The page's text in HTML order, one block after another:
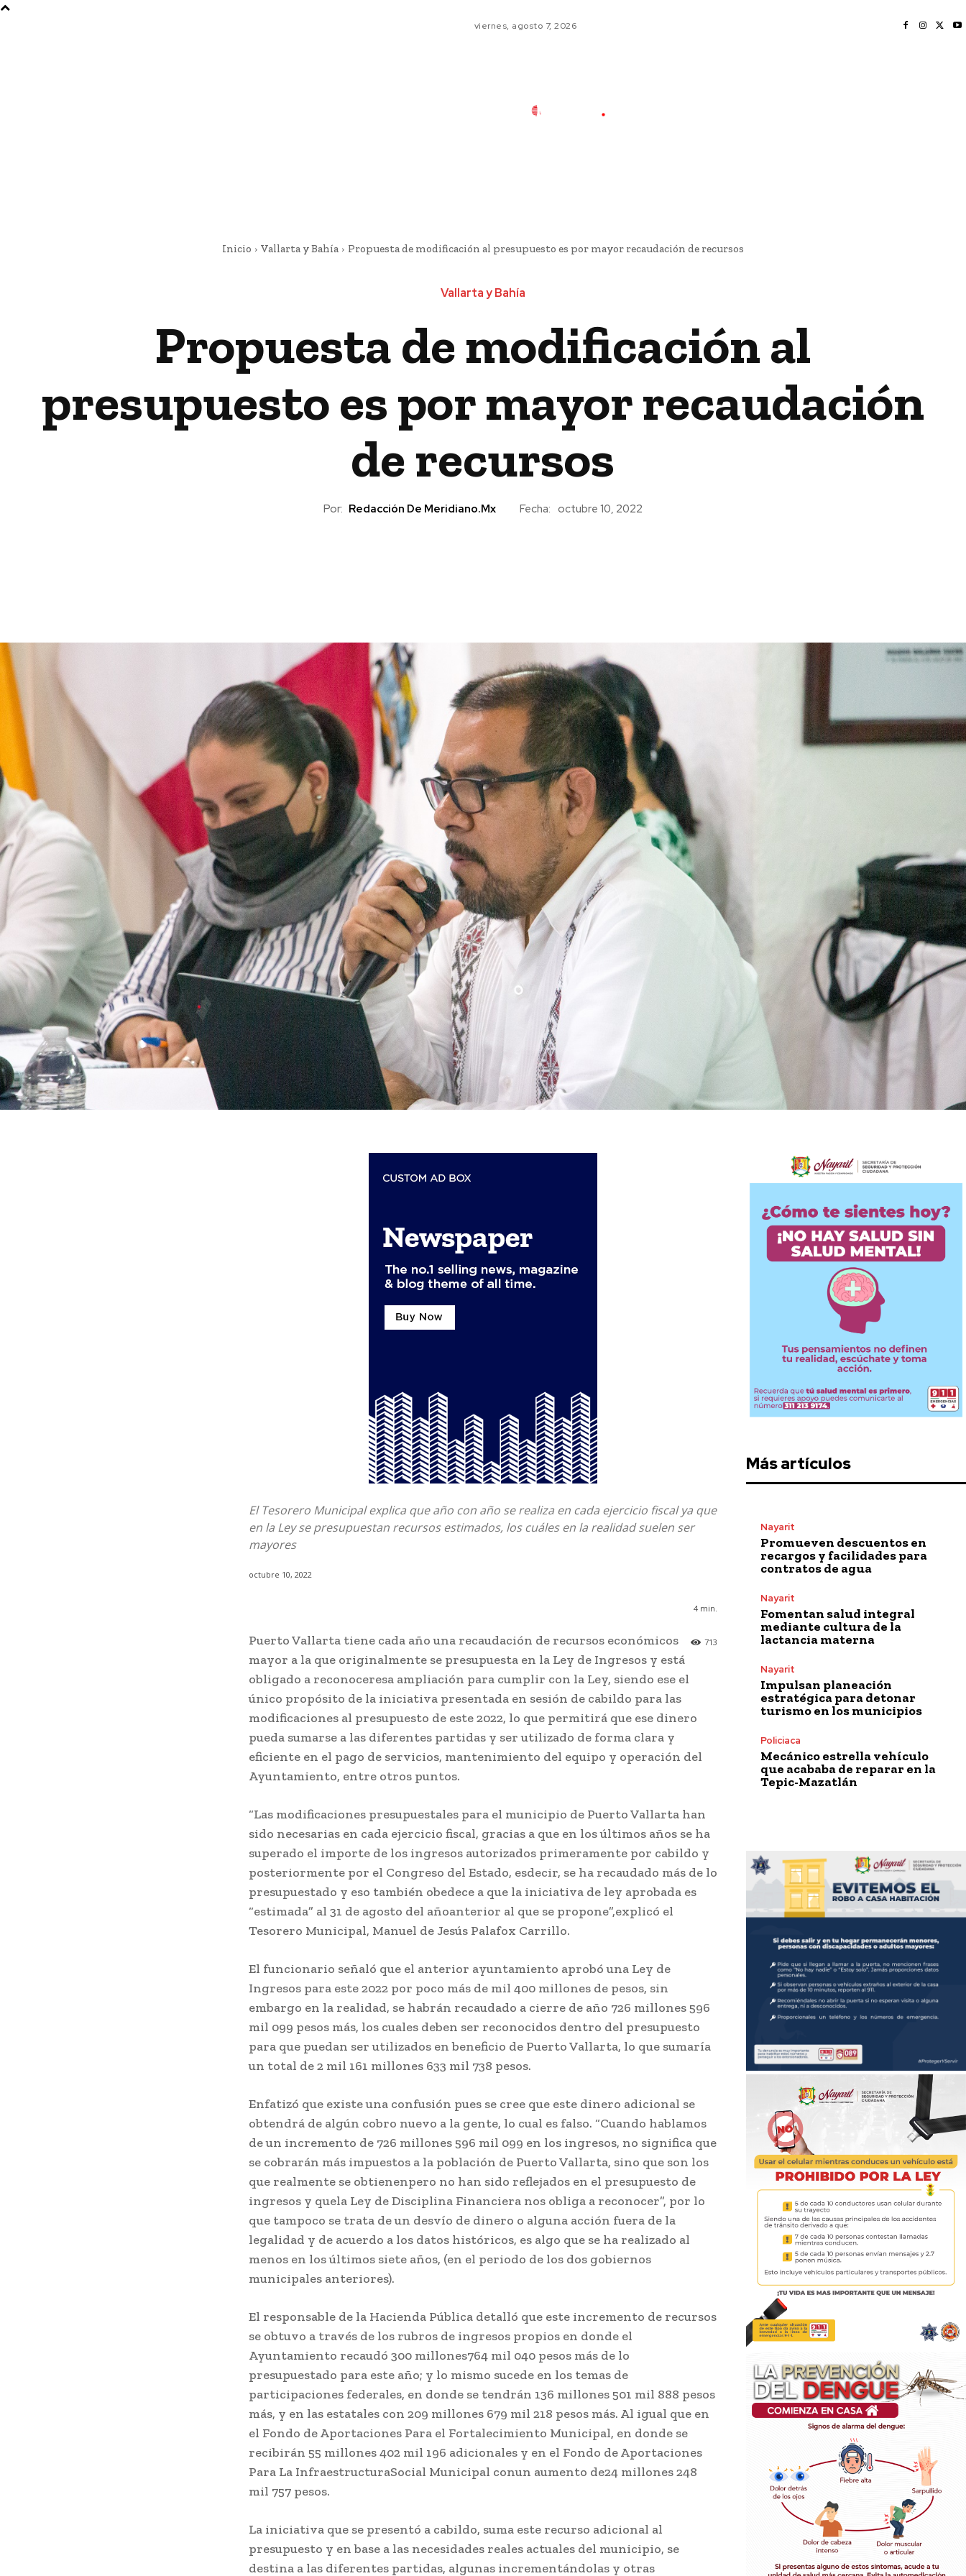
viernes, agosto 7, 2026
Inicio Vallarta y Bahía Propuesta de modificación al presupuesto es por mayor recaudación de recursos
Vallarta y Bahía
Propuesta de modificación al
presupuesto es por mayor recaudación
de recursos
Por: Redacción De Meridiano.mx Fecha: octubre 10, 2022
El Tesorero Municipal explica que año con año se realiza en cada ejercicio fiscal ya que
en la Ley se presupuestan recursos estimados, los cuáles en la realidad suelen ser
mayores
octubre 10, 2022
4 min.
713
Puerto Vallarta tiene cada año una recaudación de recursos económicos
mayor a la que originalmente se presupuesta en la Ley de Ingresos y está
obligado a reconoceresa ampliación para cumplir con la Ley, siendo ese el
único propósito de la iniciativa presentada en sesión de cabildo para las
modificaciones al presupuesto de este 2022, lo que permitirá que ese dinero
pueda sumarse a las diferentes partidas y ser utilizado de forma clara y
eficiente en el pago de servicios, mantenimiento del equipo y operación del
Ayuntamiento, entre otros puntos.
“Las modificaciones presupuestales para el municipio de Puerto Vallarta han
sido necesarias en cada ejercicio fiscal, gracias a que en los últimos años se ha
superado el importe de los ingresos autorizados primeramente por cabildo y
posteriormente por el Congreso del Estado, esdecir, se ha recaudado más de lo
presupuestado y eso también obedece a que la iniciativa de ley aprobada es
“estimada” al 31 de agosto del añoanterior al que se propone”,explicó el
Tesorero Municipal, Manuel de Jesús Palafox Carrillo.
El funcionario señaló que el anterior ayuntamiento aprobó una Ley de
Ingresos para este 2022 por poco más de mil 400 millones de pesos, sin
embargo en la realidad, se habrán recaudado a cierre de año 726 millones 596
mil 099 pesos más, los cuales deben ser reconocidos dentro del presupuesto
para que puedan ser utilizados en beneficio de Puerto Vallarta, lo que sumaría
un total de 2 mil 161 millones 633 mil 738 pesos.
Enfatizó que existe una confusión pues se cree que este dinero adicional se
obtendrá de algún cobro nuevo a la gente, lo cual es falso. “Cuando hablamos
de un incremento de 726 millones 596 mil 099 en los ingresos, no significa que
se cobrarán más impuestos a la población de Puerto Vallarta, sino que son los
que realmente se obtienenpero no han sido reflejados en el presupuesto de
ingresos y quela Ley de Disciplina Financiera nos obliga a reconocer”, por lo
que tampoco se trata de un desvío de dinero o alguna acción fuera de la
legalidad y de acuerdo a los datos históricos, es algo que se ha realizado al
menos en los últimos siete años, (en el periodo de los dos gobiernos
municipales anteriores).
El responsable de la Hacienda Pública detalló que este incremento de recursos
se obtuvo a través de los rubros de ingresos propios en donde el
Ayuntamiento recaudó 300 millones764 mil 040 pesos más de lo
presupuestado para este año; y lo mismo sucede en los temas de
participaciones federales, en donde se tendrán 136 millones 501 mil 888 pesos
más, y en las estatales con 209 millones 679 mil 218 pesos más. Al igual que en
el Fondo de Aportaciones Para el Fortalecimiento Municipal, en donde se
recibirán 55 millones 402 mil 196 adicionales y en el Fondo de Aportaciones
Para La InfraestructuraSocial Municipal conun aumento de24 millones 248
mil 757 pesos.
La iniciativa que se presentó a cabildo, suma este recurso adicional al
presupuesto y en base a las necesidades reales actuales del municipio, se
destina a las diferentes partidas, algunas incrementándolas y otras
Más artículos
Nayarit
Promueven descuentos en
recargos y facilidades para
contratos de agua
Nayarit
Fomentan salud integral
mediante cultura de la
lactancia materna
Nayarit
Impulsan planeación
estratégica para detonar
turismo en los municipios
Policiaca
Mecánico estrella vehículo
que acababa de reparar en la
Tepic-Mazatlán